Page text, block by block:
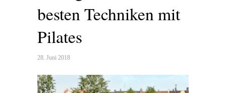
besten Techniken mit
Pilates
28. Juni 2018